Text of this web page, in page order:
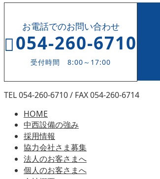
お電話でのお問い合わせ
054-260-6710
受付時間 8:00～17:00
TEL 054-260-6710 / FAX 054-260-6714
HOME
中西設備の強み
採用情報
協力会社さま募集
法人のお客さまへ
個人のお客さまへ